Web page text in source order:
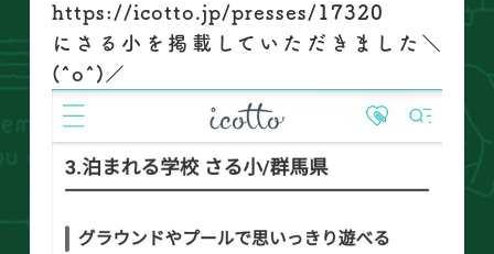
https://icotto.jp/presses/17320
にさる小を掲載していただきました＼
(^o^)／